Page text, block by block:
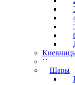
Полочки
Шары